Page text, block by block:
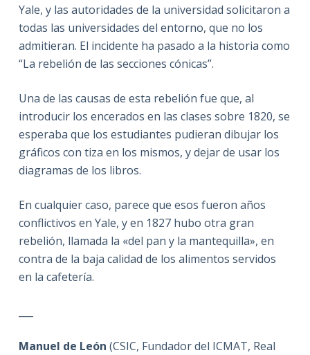
Yale, y las autoridades de la universidad solicitaron a
todas las universidades del entorno, que no los
admitieran. El incidente ha pasado a la historia como
“La rebelión de las secciones cónicas”.
Una de las causas de esta rebelión fue que, al
introducir los encerados en las clases sobre 1820, se
esperaba que los estudiantes pudieran dibujar los
gráficos con tiza en los mismos, y dejar de usar los
diagramas de los libros.
En cualquier caso, parece que esos fueron años
conflictivos en Yale, y en 1827 hubo otra gran
rebelión, llamada la «del pan y la mantequilla», en
contra de la baja calidad de los alimentos servidos
en la cafetería.
Manuel de León (CSIC, Fundador del ICMAT, Real